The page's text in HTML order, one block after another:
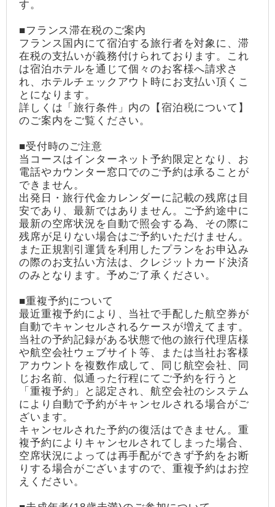
す。
■フランス滞在税のご案内
フランス国内にて宿泊する旅行者を対象に、滞
在税の支払いが義務付けられております。これ
は宿泊ホテルを通じて個々のお客様へ請求さ
れ、ホテルチェックアウト時にお支払い頂くこ
とになります。
詳しくは「旅行条件」内の【宿泊税について】
のご案内をご覧ください。
■受付時のご注意
当コースはインターネット予約限定となり、お
電話やカウンター窓口でのご予約は承ることが
できません。
出発日・旅行代金カレンダーに記載の残席は目
安であり、最新ではありません。ご予約途中に
最新の空席状況を自動で照会する為、その際に
残席が足りない場合はご予約いただけません。
また正規割引運賃を利用したプランをお申込み
の際のお支払い方法は、クレジットカード決済
のみとなります。予めご了承ください。
■重複予約について
最近重複予約により、当社で手配した航空券が
自動でキャンセルされるケースが増えてます。
当社の予約記録がある状態で他の旅行代理店様
や航空会社ウェブサイト等、または当社お客様
アカウントを複数作成して、同じ航空会社、同
じお名前、似通った行程にてご予約を行うと
「重複予約」と認定され、航空会社のシステム
により自動で予約がキャンセルされる場合がご
ざいます。
キャンセルされた予約の復活はできません。重
複予約によりキャンセルされてしまった場合、
空席状況によっては再手配ができず予約をお断
りする場合がございますので、重複予約はお控
えください。